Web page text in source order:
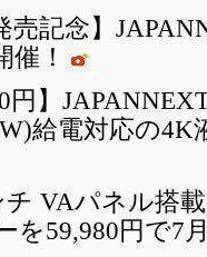
売記念】
！
円】
給電対応の
VAパネル搭
を59,980円で7